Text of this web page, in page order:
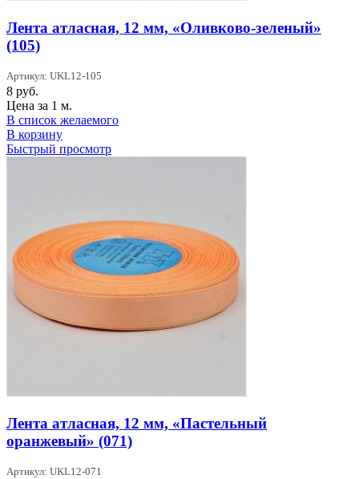
Лента атласная, 12 мм, «Оливково-зеленый»
(105)
Артикул: UKL12-105
8 руб.
Цена за 1 м.
В список желаемого
В корзину
Быстрый просмотр
Лента атласная, 12 мм, «Пастельный
оранжевый» (071)
Артикул: UKL12-071